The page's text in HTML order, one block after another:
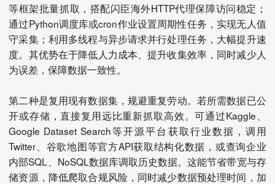
等框架批量抓取，搭配闪臣海外HTTP代理保障访问稳定；
通过Python调度库或cron作业设置周期性任务，实现无人值
守采集；利用多线程与异步请求并行处理任务，大幅提升速
度。其优势在于降低人力成本、提升收集效率，同时减少人
为误差，保障数据一致性。
第二种是复用现有数据集，规避重复劳动。若所需数据已公
开或存储，直接复用远比重新抓取高效。可通过Kaggle、
Google Dataset Search等开源平台获取行业数据，调用
Twitter、谷歌地图等官方API获取结构化数据，或查询企业
内部SQL、NoSQL数据库调取历史数据。这能节省带宽与存
储资源，降低爬取合规风险，同时减少数据预处理时间，加